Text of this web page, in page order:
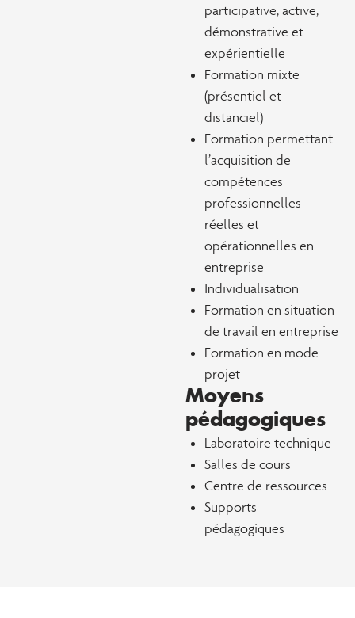
participative, active,
démonstrative et
expérientielle
Formation mixte
(présentiel et
distanciel)
Formation permettant
l’acquisition de
compétences
professionnelles
réelles et
opérationnelles en
entreprise
Individualisation
Formation en situation
de travail en entreprise
Formation en mode
projet
Moyens
pédagogiques
Laboratoire technique
Salles de cours
Centre de ressources
Supports
pédagogiques